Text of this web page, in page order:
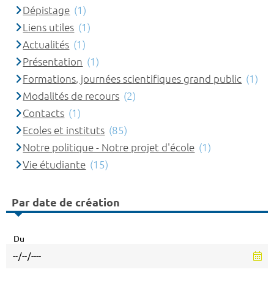
Dépistage (1)
Liens utiles (1)
Actualités (1)
Présentation (1)
Formations, journées scientifiques grand public (1)
Modalités de recours (2)
Contacts (1)
Ecoles et instituts (85)
Notre politique - Notre projet d'école (1)
Vie étudiante (15)
Par date de création
Du